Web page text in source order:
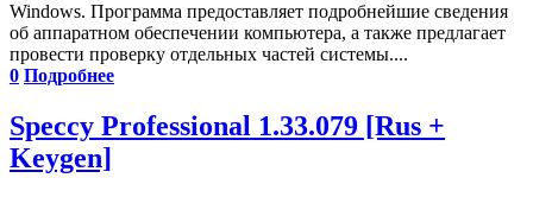
Windows. Программа предоставляет подробнейшие сведения
об аппаратном обеспечении компьютера, а также предлагает
провести проверку отдельных частей системы....
0 Подробнее
Speccy Professional 1.33.079 [Rus +
Keygen]